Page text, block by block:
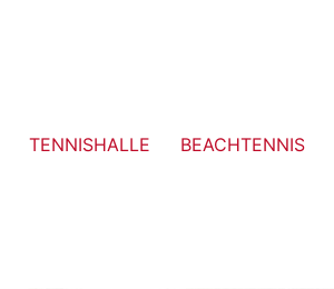
TENNISHALLE BEACHTENNIS